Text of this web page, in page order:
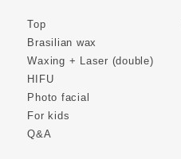
Top
Brasilian wax
Waxing + Laser (double)
HIFU
Photo facial
For kids
Q&A